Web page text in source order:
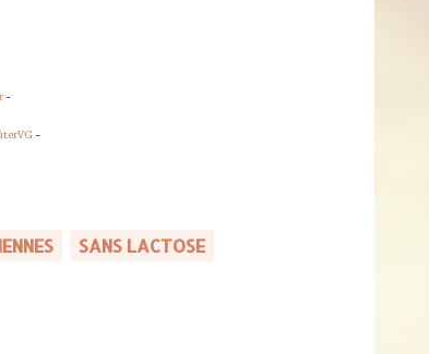
-
-
SANS LACTOSE